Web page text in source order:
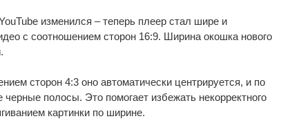
изменился – теперь плеер стал шире и
с соотношением сторон 16:9. Ширина окошка нового
сторон 4:3 оно автоматически центрируется, и по
полосы. Это помогает избежать некорректного
картинки по ширине.